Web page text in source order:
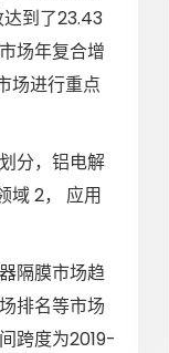
到了23.43
场年复合增
场进行重点
分，铝电解
域 2， 应用
隔膜市场趋
排名等市场
跨度为2019-